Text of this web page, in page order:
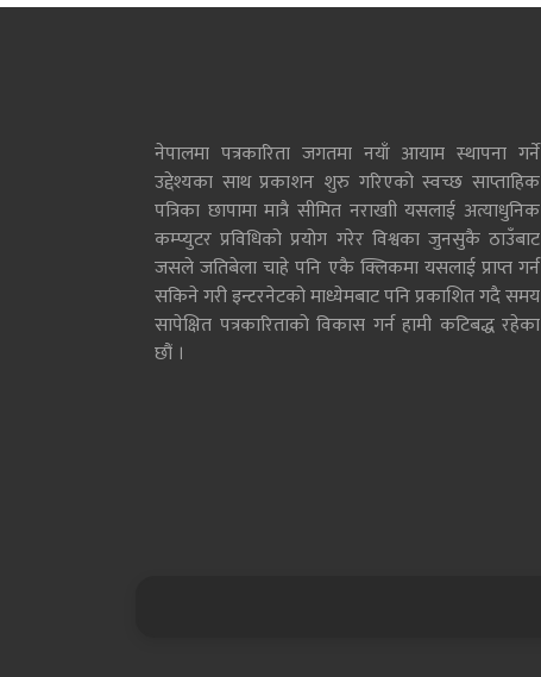
नेपालमा पत्रकारिता जगतमा नयाँ आयाम स्थापना गर्ने
उद्देश्यका साथ प्रकाशन शुरु गरिएको स्वच्छ साप्ताहिक
पत्रिका छापामा मात्रै सीमित नराखाी यसलाई अत्याधुनिक
कम्प्युटर प्रविधिको प्रयोग गरेर विश्वका जुनसुकै ठाउँबाट
जसले जतिबेला चाहे पनि एकै क्लिकमा यसलाई प्राप्त गर्न
सकिने गरी इन्टरनेटको माध्येमबाट पनि प्रकाशित गदै समय
सापेक्षित पत्रकारिताको विकास गर्न हामी कटिबद्ध रहेका
छौं ।